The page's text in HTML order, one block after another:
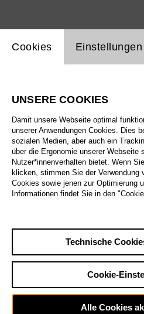
Alle Sparten
Alle Spielstätten
Alle Merkmale
Sa29.8.
Einstellung Website Cookie
Cookies Einstellungen
UNSERE COOKIES
Damit unsere Webseite optimal
unserer Anwendungen Cookies. Dies
sozialen Medien, aber auch ein
über die Ergonomie unserer Webseite
Nutzer*innenverhalten bietet. Wenn
klicken, stimmen Sie der Verwendung
Cookies sowie jenen zur Optimierung
Informationen findet Sie in den
Technische
Cookie-
Alle Cookies